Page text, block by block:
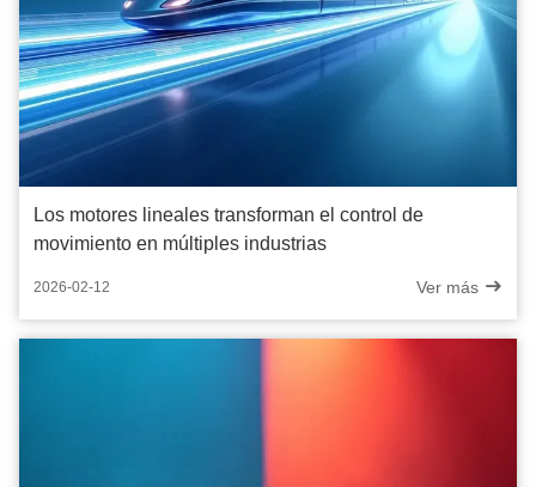
Los motores lineales transforman el control de
movimiento en múltiples industrias
2026-02-12 Ver más